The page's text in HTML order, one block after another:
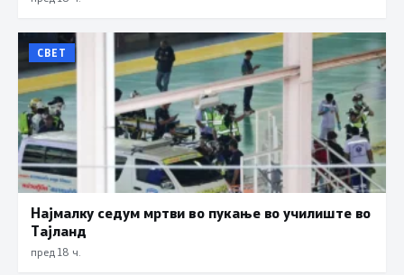
СВЕТ
Најмалку седум мртви во пукање во училиште во
Тајланд
пред 18 ч.